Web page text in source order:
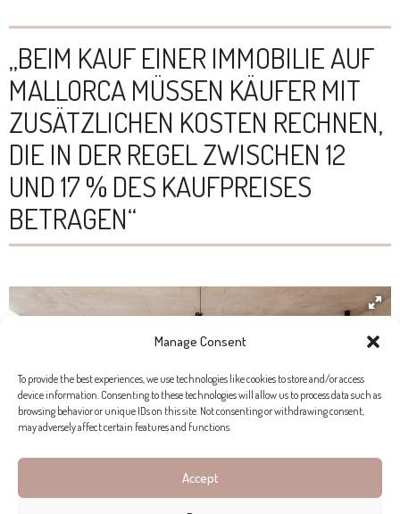
Manage Consent
To provide the best experiences, we use technologies like cookies to store and/or access
device information. Consenting to these technologies will allow us to process data such as
browsing behavior or unique IDs on this site. Not consenting or withdrawing consent,
may adversely affect certain features and functions.
Accept
„BEIM KAUF EINER IMMOBILIE AUF
MALLORCA MÜSSEN KÄUFER MIT
ZUSÄTZLICHEN KOSTEN RECHNEN,
DIE IN DER REGEL ZWISCHEN 12
UND 17 % DES KAUFPREISES
BETRAGEN“